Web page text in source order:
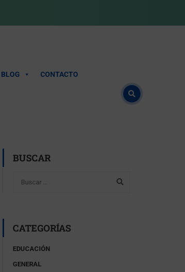
BLOG CONTACTO
BUSCAR
CATEGORÍAS
EDUCACIÓN
GENERAL